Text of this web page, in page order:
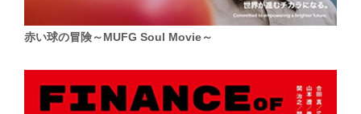
赤い球の冒険～MUFG Soul Movie～